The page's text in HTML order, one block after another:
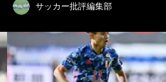
サッカー批評編集部